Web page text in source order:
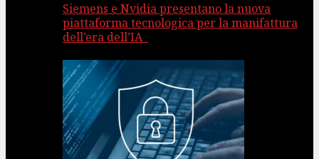
Siemens e Nvidia presentano la nuova
piattaforma tecnologica per la manifattura
dell’era dell’IA